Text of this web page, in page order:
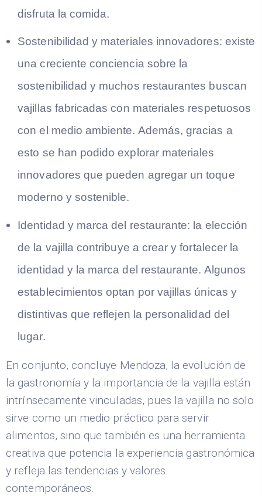
disfruta la comida.
Sostenibilidad y materiales innovadores: existe
una creciente conciencia sobre la
sostenibilidad y muchos restaurantes buscan
vajillas fabricadas con materiales respetuosos
con el medio ambiente. Además, gracias a
esto se han podido explorar materiales
innovadores que pueden agregar un toque
moderno y sostenible.
Identidad y marca del restaurante: la elección
de la vajilla contribuye a crear y fortalecer la
identidad y la marca del restaurante. Algunos
establecimientos optan por vajillas únicas y
distintivas que reflejen la personalidad del
lugar.
En conjunto, concluye Mendoza, la evolución de
la gastronomía y la importancia de la vajilla están
intrínsecamente vinculadas, pues la vajilla no solo
sirve como un medio práctico para servir
alimentos, sino que también es una herramienta
creativa que potencia la experiencia gastronómica
y refleja las tendencias y valores
contemporáneos.